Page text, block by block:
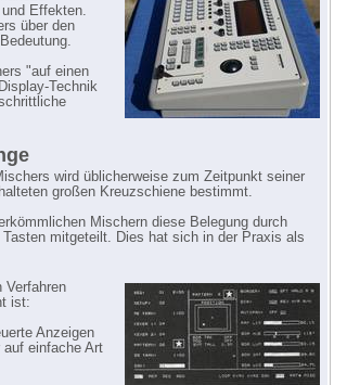
Effekten.
über den
"auf einen
Technik
wird üblicherweise zum Zeitpunkt seiner
großen Kreuzschiene bestimmt.
Mischern diese Belegung durch
mitgeteilt. Dies hat sich in der Praxis als
Verfahren
ist:
Anzeigen
einfache Art